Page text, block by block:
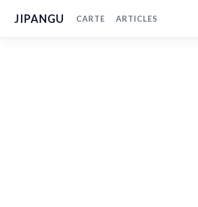
JIPANGU CARTE ARTICLES